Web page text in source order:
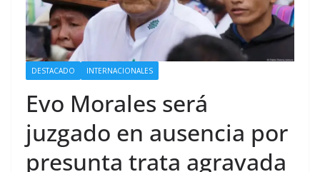
DESTACADO INTERNACIONALES
Evo Morales será
juzgado en ausencia por
presunta trata agravada